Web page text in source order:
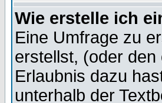
Wie erstelle ich
Eine Umfrage zu
erstellst, (oder
Erlaubnis dazu
unterhalb der